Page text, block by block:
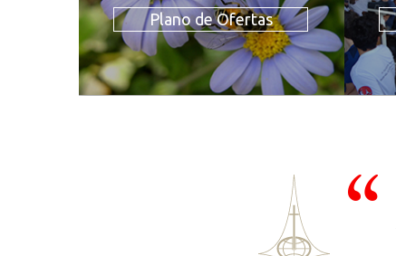
Plano de Ofertas